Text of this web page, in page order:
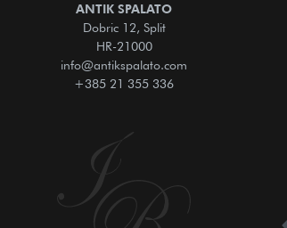
ANTIK SPALATO
Dobric 12, Split
HR-21000
info@antikspalato.com
+385 21 355 336